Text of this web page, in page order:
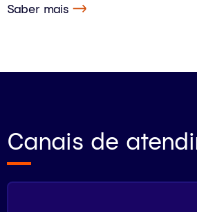
Saber mais
Canais de